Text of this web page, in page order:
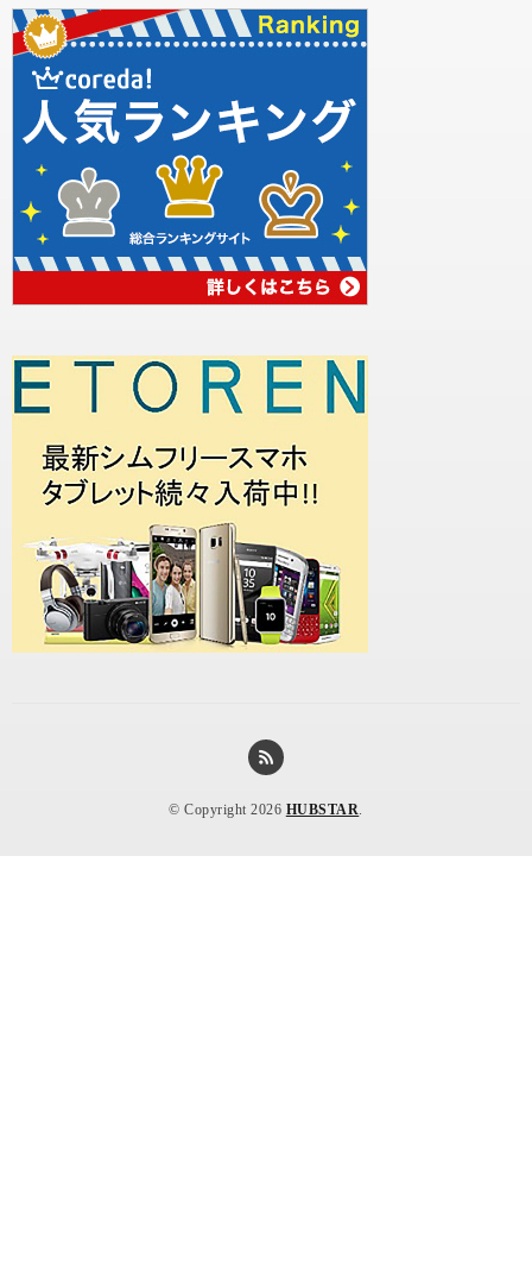
© Copyright 2026 HUBSTAR.